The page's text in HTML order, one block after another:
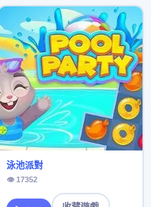
泳池派對
👁 17352